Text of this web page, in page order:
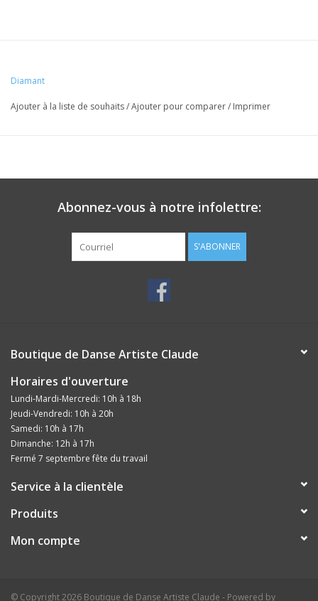
Diamant
Ajouter à la liste de souhaits/Ajouter pour comparer/ Imprimer
Abonnez-vous à notre infolettre:
S'ABONNER
Boutique de Danse Artiste Claude
Horaires d'ouverture
Lundi-Mardi-Mercredi: 10h à 18h
Jeudi-Vendredi: 10h à 20h
Samedi: 10h à 17h
Dimanche: 12h à 17h
Fermé 7 septembre fête du travail
Service à la clientèle
Produits
Mon compte
© Copyright 2026 Boutique de Danse Artiste Claude - Powered by